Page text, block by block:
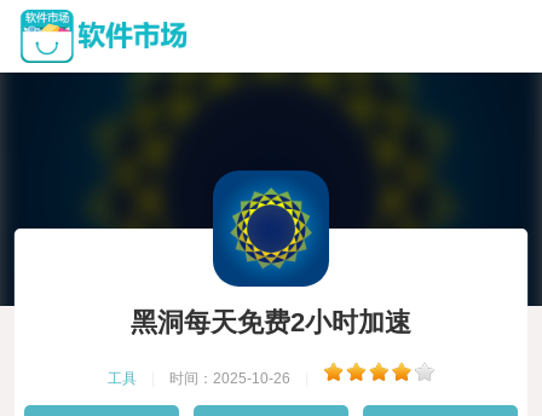
黑洞每天免费2小时加速
工具 时间：2025-10-26